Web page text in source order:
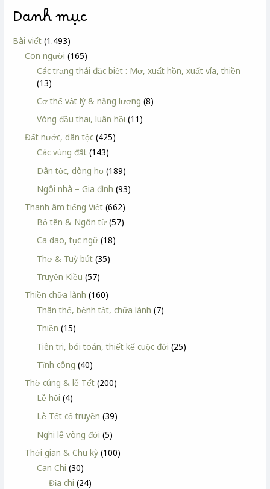
Danh mục
Bài viết (1.493)
Con người (165)
Các trạng thái đặc biệt : Mơ, xuất hồn, xuất vía, thiền
(13)
Cơ thể vật lý & năng lượng (8)
Vòng đầu thai, luân hồi (11)
Đất nước, dân tộc (425)
Các vùng đất (143)
Dân tộc, dòng họ (189)
Ngôi nhà – Gia đình (93)
Thanh âm tiếng Việt (662)
Bộ tên & Ngôn từ (57)
Ca dao, tục ngữ (18)
Thơ & Tuỳ bút (35)
Truyện Kiều (57)
Thiền chữa lành (160)
Thân thể, bệnh tật, chữa lành (7)
Thiền (15)
Tiên tri, bói toán, thiết kế cuộc đời (25)
Tĩnh công (40)
Thờ cúng & lễ Tết (200)
Lễ hội (4)
Lễ Tết cổ truyền (39)
Nghi lễ vòng đời (5)
Thời gian & Chu kỳ (100)
Can Chi (30)
Địa chi (24)